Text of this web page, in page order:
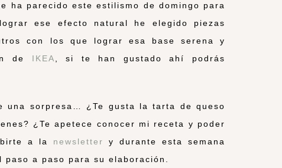
ha parecido este estilismo de domingo para
ese efecto natural he elegido piezas
con los que lograr esa base serena y
de IKEA , si te han gustado ahí podrás
una sorpresa… ¿Te gusta la tarta de queso
¿Te apetece conocer mi receta y poder
a la newsletter
y durante esta semana
a paso para su elaboración.